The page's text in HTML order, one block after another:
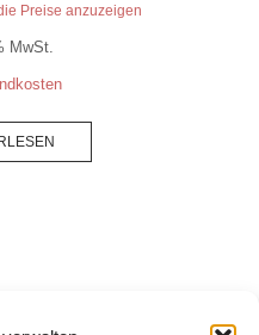
Preise anzuzeigen
MwSt.